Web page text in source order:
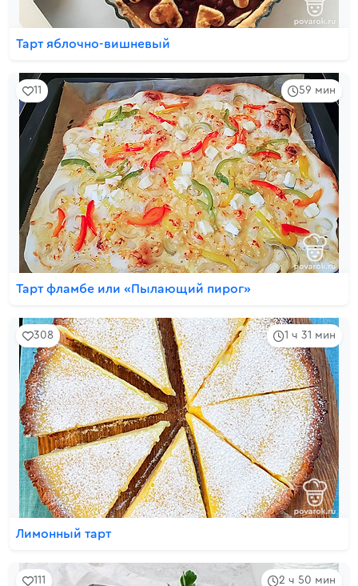
Тарт яблочно-вишневый
59 мин
11
Тарт фламбе или «Пылающий пирог»
1 ч 31 мин
308
Лимонный тарт
2 ч 50 мин
111